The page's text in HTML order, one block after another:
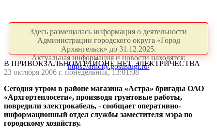
Здесь размещалась информация о деятельности
Администрации городского округа «Город
Архангельск» до 31.12.2025.
Актуальная информация и новости находятся:
https://arhcity.gosuslugi.ru/
В ПРИВОКЗАЛЬНОМ РАЙОНЕ НЕТ ЭЛЕКТРИЧЕСТВА
23 октября 2006 г. понедельник, 13:01:08
Сегодня утром в районе магазина «Астра» бригады ОАО
«Архгортеплосети», производя грунтовые работы,
повредили электрокабель, - сообщает оперативно-
информационный отдел службы заместителя мэра по
городскому хозяйству.